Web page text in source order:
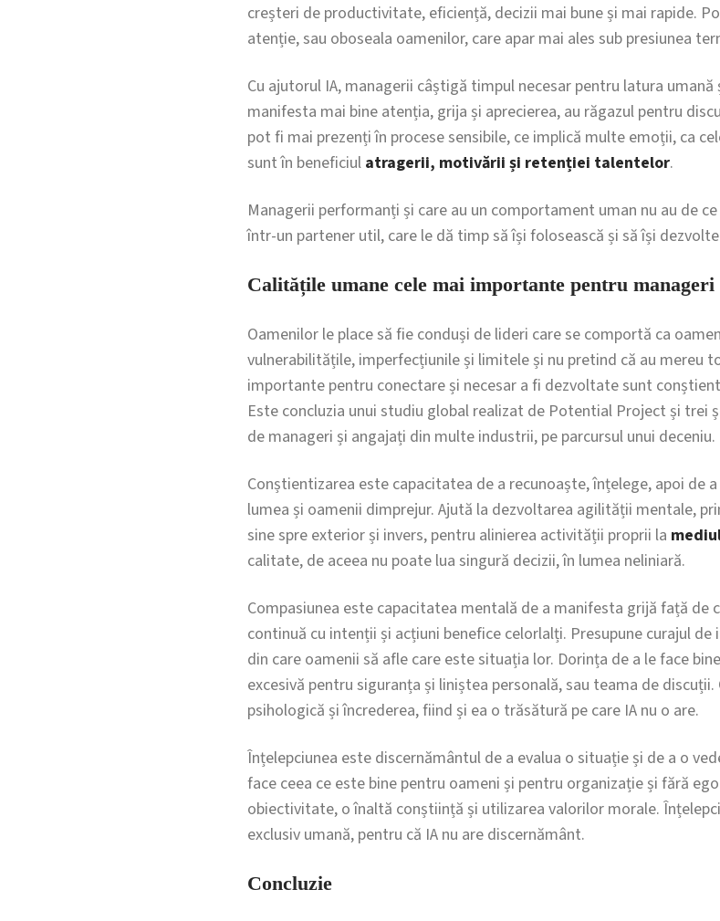
creșteri de productivitate, eficiență, decizii mai bune și mai rapide.
atenție, sau oboseala oamenilor, care apar mai ales sub presiunea
Cu ajutorul IA, managerii câștigă timpul necesar pentru latura
manifesta mai bine atenția, grija și aprecierea, au răgazul pentru
pot fi mai prezenți în procese sensibile, ce implică multe emoții, ca
sunt în beneficiul atragerii, motivării și retenției talentelor.
Managerii performanți și care au un comportament uman nu au de
într-un partener util, care le dă timp să își folosească și să își
Calitățile umane cele mai importante pentru manageri
Oamenilor le place să fie conduși de lideri care se comportă ca
vulnerabilitățile, imperfecțiunile și limitele și nu pretind că au mereu
importante pentru conectare și necesar a fi dezvoltate sunt
Este concluzia unui studiu global realizat de Potential Project și trei
de manageri și angajați din multe industrii, pe parcursul unui deceniu.
Conștientizarea este capacitatea de a recunoaște, înțelege, apoi de
lumea și oamenii dimprejur. Ajută la dezvoltarea agilității mentale,
sine spre exterior și invers, pentru alinierea activității proprii la
calitate, de aceea nu poate lua singură decizii, în lumea neliniară.
Compasiunea este capacitatea mentală de a manifesta grijă față de
continuă cu intenții și acțiuni benefice celorlalți. Presupune curajul
din care oamenii să afle care este situația lor. Dorința de a le face
excesivă pentru siguranța și liniștea personală, sau teama de
psihologică și încrederea, fiind și ea o trăsătură pe care IA nu o are.
Înțelepciunea este discernământul de a evalua o situație și de a o
face ceea ce este bine pentru oameni și pentru organizație și fără
obiectivitate, o înaltă conștiință și utilizarea valorilor morale.
exclusiv umană, pentru că IA nu are discernământ.
Concluzie